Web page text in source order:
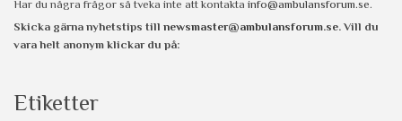
Har du några frågor så tveka inte att kontakta info@ambulansforum.se.
Skicka gärna nyhetstips till newsmaster@ambulansforum.se. Vill du
vara helt anonym klickar du på:
Etiketter